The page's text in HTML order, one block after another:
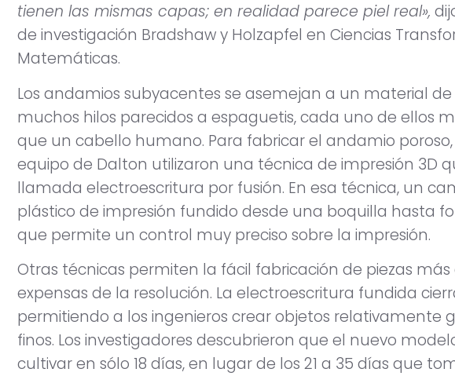
tienen las mismas capas; en realidad parece piel real»,
de investigación Bradshaw y Holzapfel en Ciencias
Matemáticas.
Los andamios subyacentes se asemejan a un material
muchos hilos parecidos a espaguetis, cada uno de ellos
que un cabello humano. Para fabricar el andamio
equipo de Dalton utilizaron una técnica de impresión 3D
llamada electroescritura por fusión. En esa técnica, un
plástico de impresión fundido desde una boquilla hasta
que permite un control muy preciso sobre la impresión.
Otras técnicas permiten la fácil fabricación de piezas más
expensas de la resolución. La electroescritura fundida
permitiendo a los ingenieros crear objetos relativamente
finos. Los investigadores descubrieron que el nuevo
cultivar en sólo 18 días, en lugar de los 21 a 35 días que